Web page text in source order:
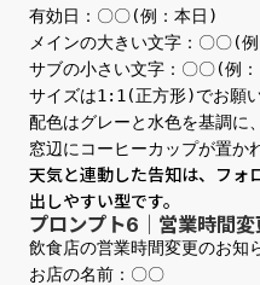
有効日：〇〇(例：本日)
メインの大きい文字：〇〇(
サブの小さい文字：〇〇(例
サイズは1:1(正方形)でお願い
配色はグレーと水色を基調に
窓辺にコーヒーカップが置か
天気と連動した告知は、フォ
出しやすい型です。
プロンプト6｜営業時間
飲食店の営業時間変更のお知
お店の名前：〇〇